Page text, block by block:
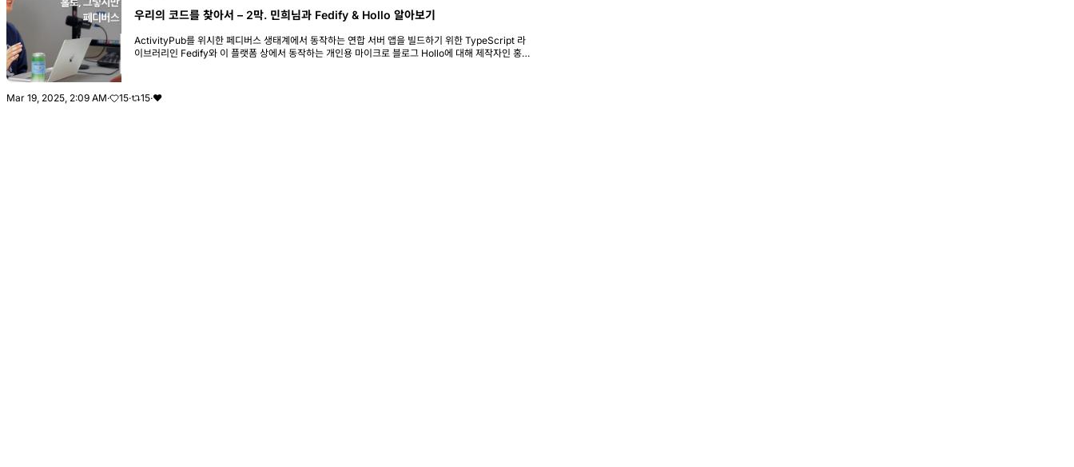
우리의 코드를 찾아서 – 2막. 민희님과 Fedify & Hollo 알아보기
ActivityPub를 위시한 페디버스 생태계에서 동작하는 연합 서버 앱을 빌드하기 위한 TypeScript 라
이브러리인 Fedify와 이 플랫폼 상에서 동작하는 개인용 마이크로 블로그 Hollo에 대해 제작자인 홍민
Mar 19, 2025, 2:09 AM· 15· 15·❤